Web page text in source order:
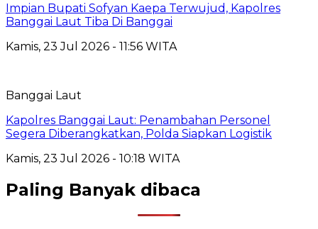
Impian Bupati Sofyan Kaepa Terwujud, Kapolres
Banggai Laut Tiba Di Banggai
Kamis, 23 Jul 2026 - 11:56 WITA
Banggai Laut
Kapolres Banggai Laut: Penambahan Personel
Segera Diberangkatkan, Polda Siapkan Logistik
Kamis, 23 Jul 2026 - 10:18 WITA
Paling Banyak dibaca